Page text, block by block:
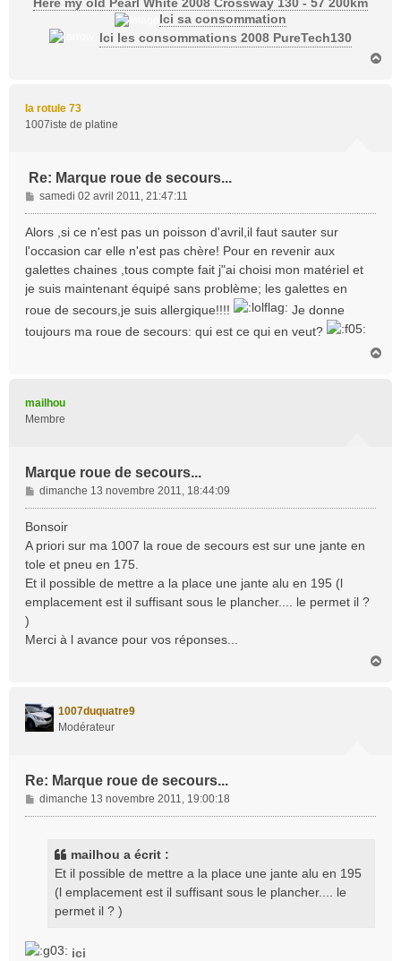
Ici sa consommation
Ici les consommations 2008 PureTech130
la rotule 73
1007iste de platine
Re: Marque roue de secours...
M
e
s
a
g
e
samedi 02 avril 2011, 21:47:11
Alors ,si ce n'est pas un poisson d'avril,il faut sauter sur
l'occasion car elle n'est pas chère! Pour en revenir aux
galettes chaines ,tous compte fait j"ai choisi mon matériel et
je suis maintenant équipé sans problème; les galettes en
roue de secours,je suis allergique!!!!
Je donne
toujours ma roue de secours: qui est ce qui en veut?
mailhou
Membre
Marque roue de secours...
M
e
a
g
e
dimanche 13 novembre 2011, 18:44:09
Bonsoir
A priori sur ma 1007 la roue de secours est sur une jante en
tole et pneu en 175.
Et il possible de mettre a la place une jante alu en 195 (l
emplacement est il suffisant sous le plancher.... le permet il ?
)
Merci à l avance pour vos réponses...
1007duquatre9
Modérateur
Re: Marque roue de secours...
M
e
dimanche 13 novembre 2011, 19:00:18
mailhou a écrit :
Et il possible de mettre a la place une jante alu en 195
(l emplacement est il suffisant sous le plancher.... le
permet il ? )
ici